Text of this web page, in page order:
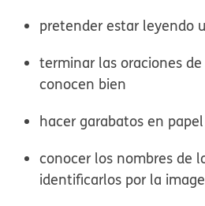
pretender estar leyendo
terminar las oraciones
conocen bien
hacer garabatos en papel
conocer los nombres de
identificarlos por la